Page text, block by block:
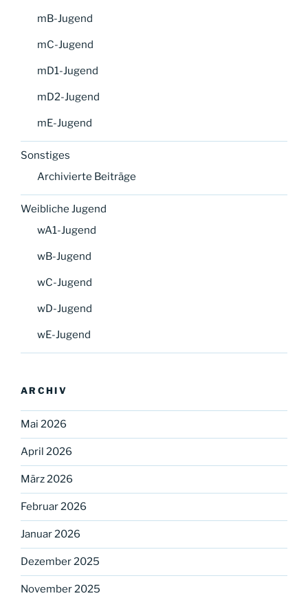
mB-Jugend
mC-Jugend
mD1-Jugend
mD2-Jugend
mE-Jugend
Sonstiges
Archivierte Beiträge
Weibliche Jugend
wA1-Jugend
wB-Jugend
wC-Jugend
wD-Jugend
wE-Jugend
ARCHIV
Mai 2026
April 2026
März 2026
Februar 2026
Januar 2026
Dezember 2025
November 2025